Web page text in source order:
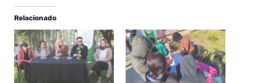
Relacionado